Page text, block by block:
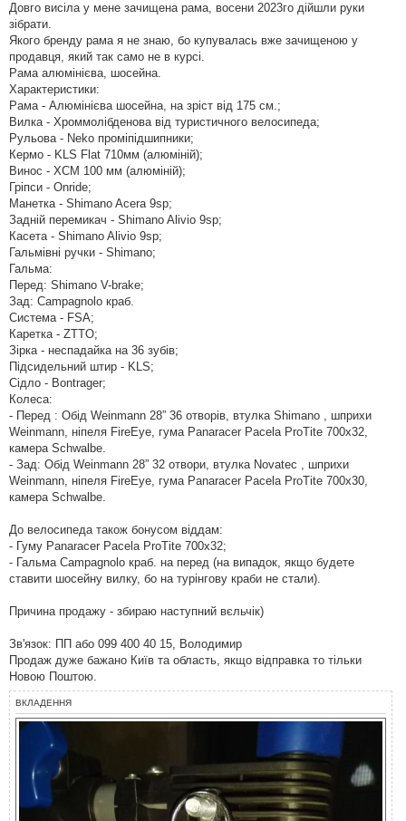
е
н
я
Довго висіла у мене зачищена рама, восени 2023го дійшли руки
зібрати.
Якого бренду рама я не знаю, бо купувалась вже зачищеною у
продавця, який так само не в курсі.
Рама алюмінієва, шосейна.
Характеристики:
Рама - Алюмінієва шосейна, на зріст від 175 см.;
Вилка - Хроммолібденова від туристичного велосипеда;
Рульова - Neko проміпідшипники;
Кермо - KLS Flat 710мм (алюміній);
Винос - ХСМ 100 мм (алюміній);
Гріпси - Onride;
Манетка - Shimano Acera 9sp;
Задній перемикач - Shimano Alivio 9sp;
Касета - Shimano Alivio 9sp;
Гальмівні ручки - Shimano;
Гальма:
Перед: Shimano V-brake;
Зад: Campagnolo краб.
Система - FSA;
Каретка - ZTTO;
Зірка - неспадайка на 36 зубів;
Підсидельний штир - KLS;
Сідло - Bontrager;
Колеса:
- Перед : Обід Weinmann 28” 36 отворів, втулка Shimano , шприхи
Weinmann, ніпеля FireEye, гума Panaracer Pacela ProTite 700x32,
камера Schwalbe.
- Зад: Обід Weinmann 28” 32 отвори, втулка Novatec , шприхи
Weinmann, ніпеля FireEye, гума Panaracer Pacela ProTite 700x30,
камера Schwalbe.
До велосипеда також бонусом віддам:
- Гуму Panaracer Pacela ProTite 700x32;
- Гальма Campagnolo краб. на перед (на випадок, якщо будете
ставити шосейну вилку, бо на турінгову краби не стали).
Причина продажу - збираю наступний вєльчік)
Зв'язок: ПП або 099 400 40 15, Володимир
Продаж дуже бажано Київ та область, якщо відправка то тільки
Новою Поштою.
ВКЛАДЕННЯ